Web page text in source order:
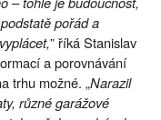
pořád a
” říká Stanislav
a porovnávání
trhu možné. „Narazil
různé garážové